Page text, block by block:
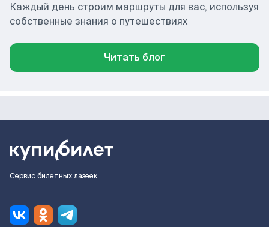
Каждый день строим маршруты для вас, используя
собственные знания о путешествиях
Читать блог
Сервис билетных лазеек